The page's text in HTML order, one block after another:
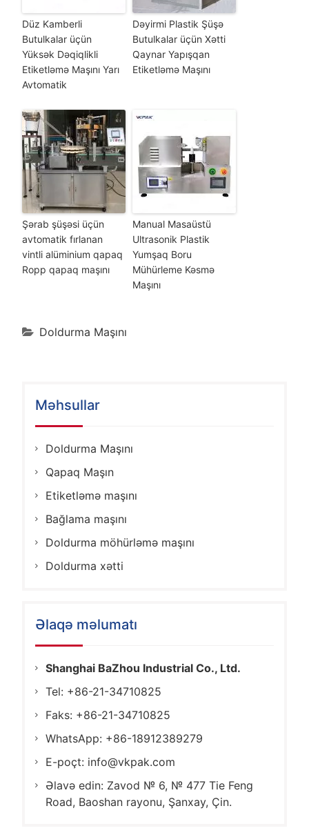
Düz Kamberli
Butulkalar üçün
Yüksək Dəqiqlikli
Etiketləmə Maşını Yarı
Avtomatik
Dəyirmi Plastik Şüşə
Butulkalar üçün Xətti
Qaynar Yapışqan
Etiketləmə Maşını
Şərab şüşəsi üçün
avtomatik fırlanan
vintli alüminium qapaq
Ropp qapaq maşını
Manual Masaüstü
Ultrasonik Plastik
Yumşaq Boru
Mühürleme Kəsmə
Maşını
Doldurma Maşını
Məhsullar
Doldurma Maşını
Qapaq Maşın
Etiketləmə maşını
Bağlama maşını
Doldurma möhürləmə maşını
Doldurma xətti
Əlaqə məlumatı
Shanghai BaZhou Industrial Co., Ltd.
Tel: +86-21-34710825
Faks: +86-21-34710825
WhatsApp: +86-18912389279
E-poçt: info@vkpak.com
Əlavə edin: Zavod № 6, № 477 Tie Feng
Road, Baoshan rayonu, Şanxay, Çin.